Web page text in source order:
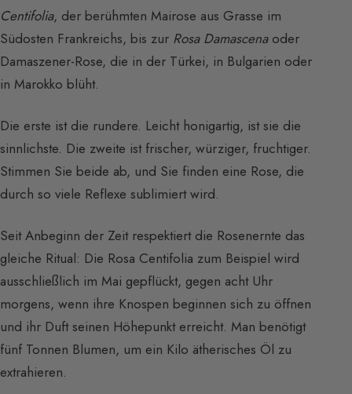
Centifolia, der berühmten Mairose aus Grasse im
Südosten Frankreichs, bis zur Rosa Damascenaoder
Damaszener-Rose, die in der Türkei, in Bulgarien oder
in Marokko blüht.
Die erste ist die rundere. Leicht honigartig, ist sie die
sinnlichste. Die zweite ist frischer, würziger, fruchtiger.
Stimmen Sie beide ab, und Sie finden eine Rose, die
durch so viele Reflexe sublimiert wird.
Seit Anbeginn der Zeit respektiert die Rosenernte das
gleiche Ritual: Die Rosa Centifolia zum Beispiel wird
ausschließlich im Mai gepflückt, gegen acht Uhr
morgens, wenn ihre Knospen beginnen sich zu öffnen
und ihr Duft seinen Höhepunkt erreicht. Man benötigt
fünf Tonnen Blumen, um ein Kilo ätherisches Öl zu
extrahieren.